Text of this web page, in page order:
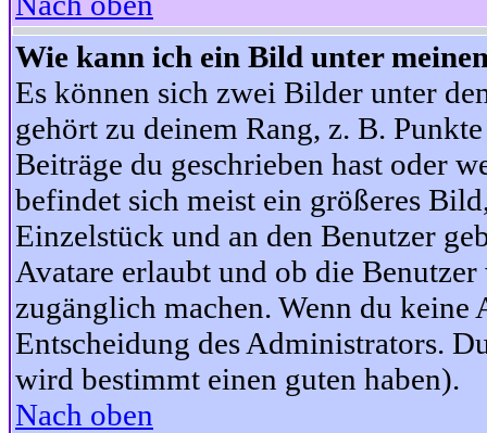
Wie kann ich ein Bild unter
Es können sich zwei Bilder unter
gehört zu deinem Rang, z. B.
Beiträge du geschrieben hast oder
befindet sich meist ein größeres
Einzelstück und an den Benutzer
Avatare erlaubt und ob die
zugänglich machen. Wenn du keine
Entscheidung des Administrators.
wird bestimmt einen guten haben).
Nach oben